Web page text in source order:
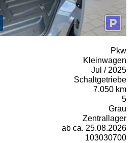
Pkw
Kleinwagen
Jul / 2025
Schaltgetriebe
7.050 km
5
Grau
Zentrallager
ab ca. 25.08.2026
103030700